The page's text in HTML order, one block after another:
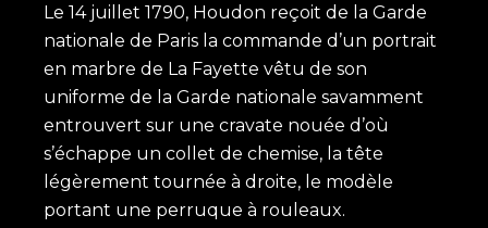
Le 14 juillet 1790, Houdon reçoit de la Garde
nationale de Paris la commande d’un portrait
en marbre de La Fayette vêtu de son
uniforme de la Garde nationale savamment
entrouvert sur une cravate nouée d’où
s’échappe un collet de chemise, la tête
légèrement tournée à droite, le modèle
portant une perruque à rouleaux.